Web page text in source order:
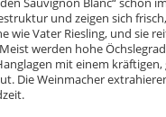
Sauvignon Blanc“ schon
und zeigen sich
wie Vater Riesling, und sie
werden hohe
mit einem
Die Weinmacher